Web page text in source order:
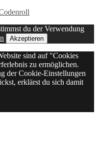
du der Verwendung
Akzeptieren
sind auf "Cookies
zu ermöglichen.
der Cookie-Einstellungen
erklärst du sich damit